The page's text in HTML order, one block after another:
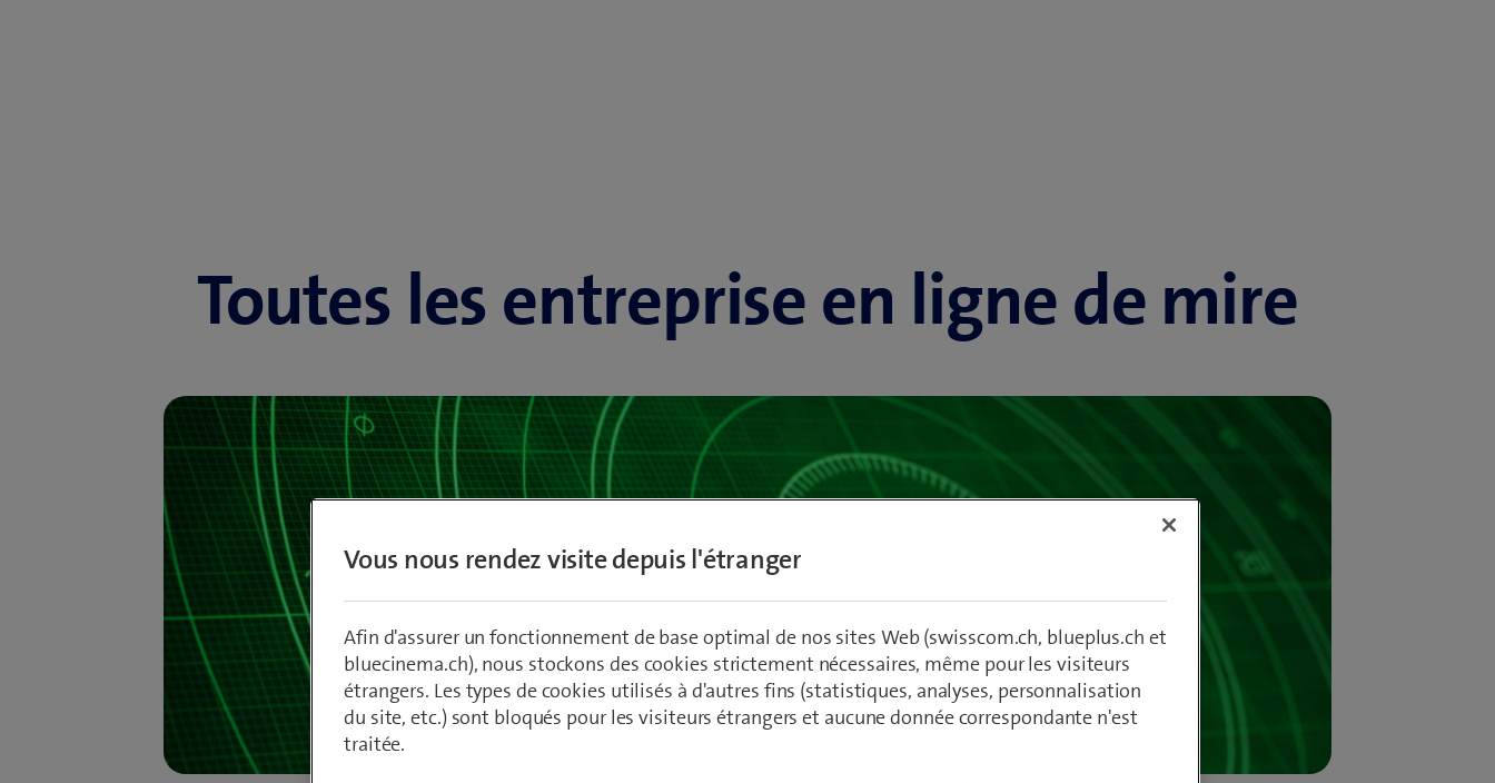
Toutes les entreprise en ligne de mire
Vous nous rendez visite depuis l'étranger
Afin d'assurer un fonctionnement de base optimal de nos sites Web (swisscom.ch, blueplus.ch et
bluecinema.ch), nous stockons des cookies strictement nécessaires, même pour les visiteurs
étrangers. Les types de cookies utilisés à d'autres fins (statistiques, analyses, personnalisation
du site, etc.) sont bloqués pour les visiteurs étrangers et aucune donnée correspondante n'est
traitée.